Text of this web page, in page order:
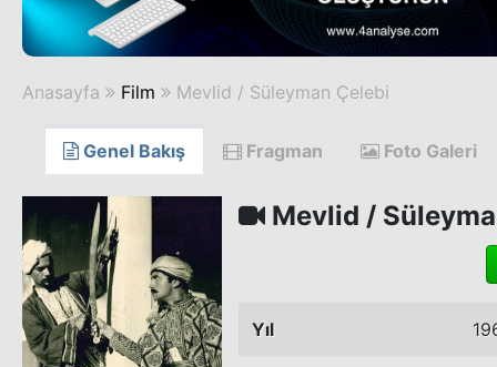
Anasayfa Film Mevlid / Süleyman Çelebi
Genel Bakış Fragman Foto Galeri
Mevlid /
Yıl